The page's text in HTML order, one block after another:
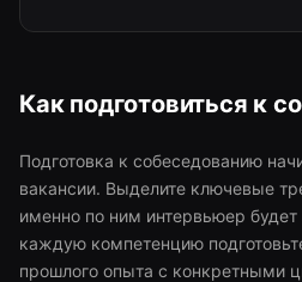
Как подготовиться к
Подготовка к собеседованию
вакансии. Выделите ключевые
именно по ним интервьюер
каждую компетенцию
прошлого опыта с конкретными